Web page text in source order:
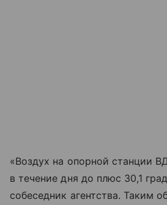
«Воздух на опорной станции
в течение дня до плюс 30,1
собеседник агентства. Таким